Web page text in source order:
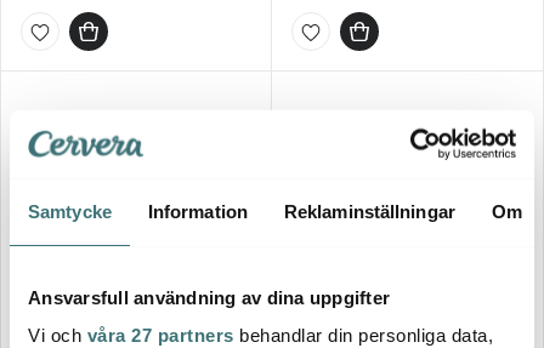
Samtycke Information Reklaminställningar Om
Ansvarsfull användning av dina uppgifter
Vi och våra 27 partners behandlar din personliga data,
Zassenhaus Zassenhaus